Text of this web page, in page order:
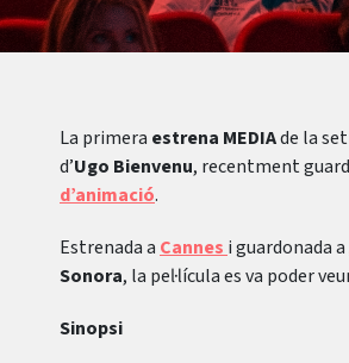
La primera estrena MEDIAde la
d’Ugo Bienvenu, recentment
d’animació.
Estrenada a Cannes i guardonada a
Sonora, la pel·lícula es va poder
Sinopsi